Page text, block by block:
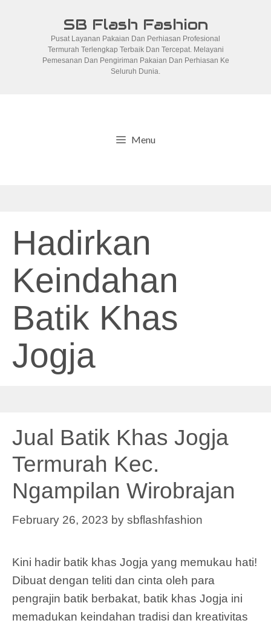
SB Flash Fashion
Pusat Layanan Pakaian Dan Perhiasan Profesional
Termurah Terlengkap Terbaik Dan Tercepat. Melayani
Pemesanan Dan Pengiriman Pakaian Dan Perhiasan Ke
Seluruh Dunia.
Menu
Hadirkan
Keindahan
Batik Khas
Jogja
Jual Batik Khas Jogja
Termurah Kec.
Ngampilan Wirobrajan
February 26, 2023 by sbflashfashion
Kini hadir batik khas Jogja yang memukau hati!
Dibuat dengan teliti dan cinta oleh para
pengrajin batik berbakat, batik khas Jogja ini
memadukan keindahan tradisi dan kreativitas